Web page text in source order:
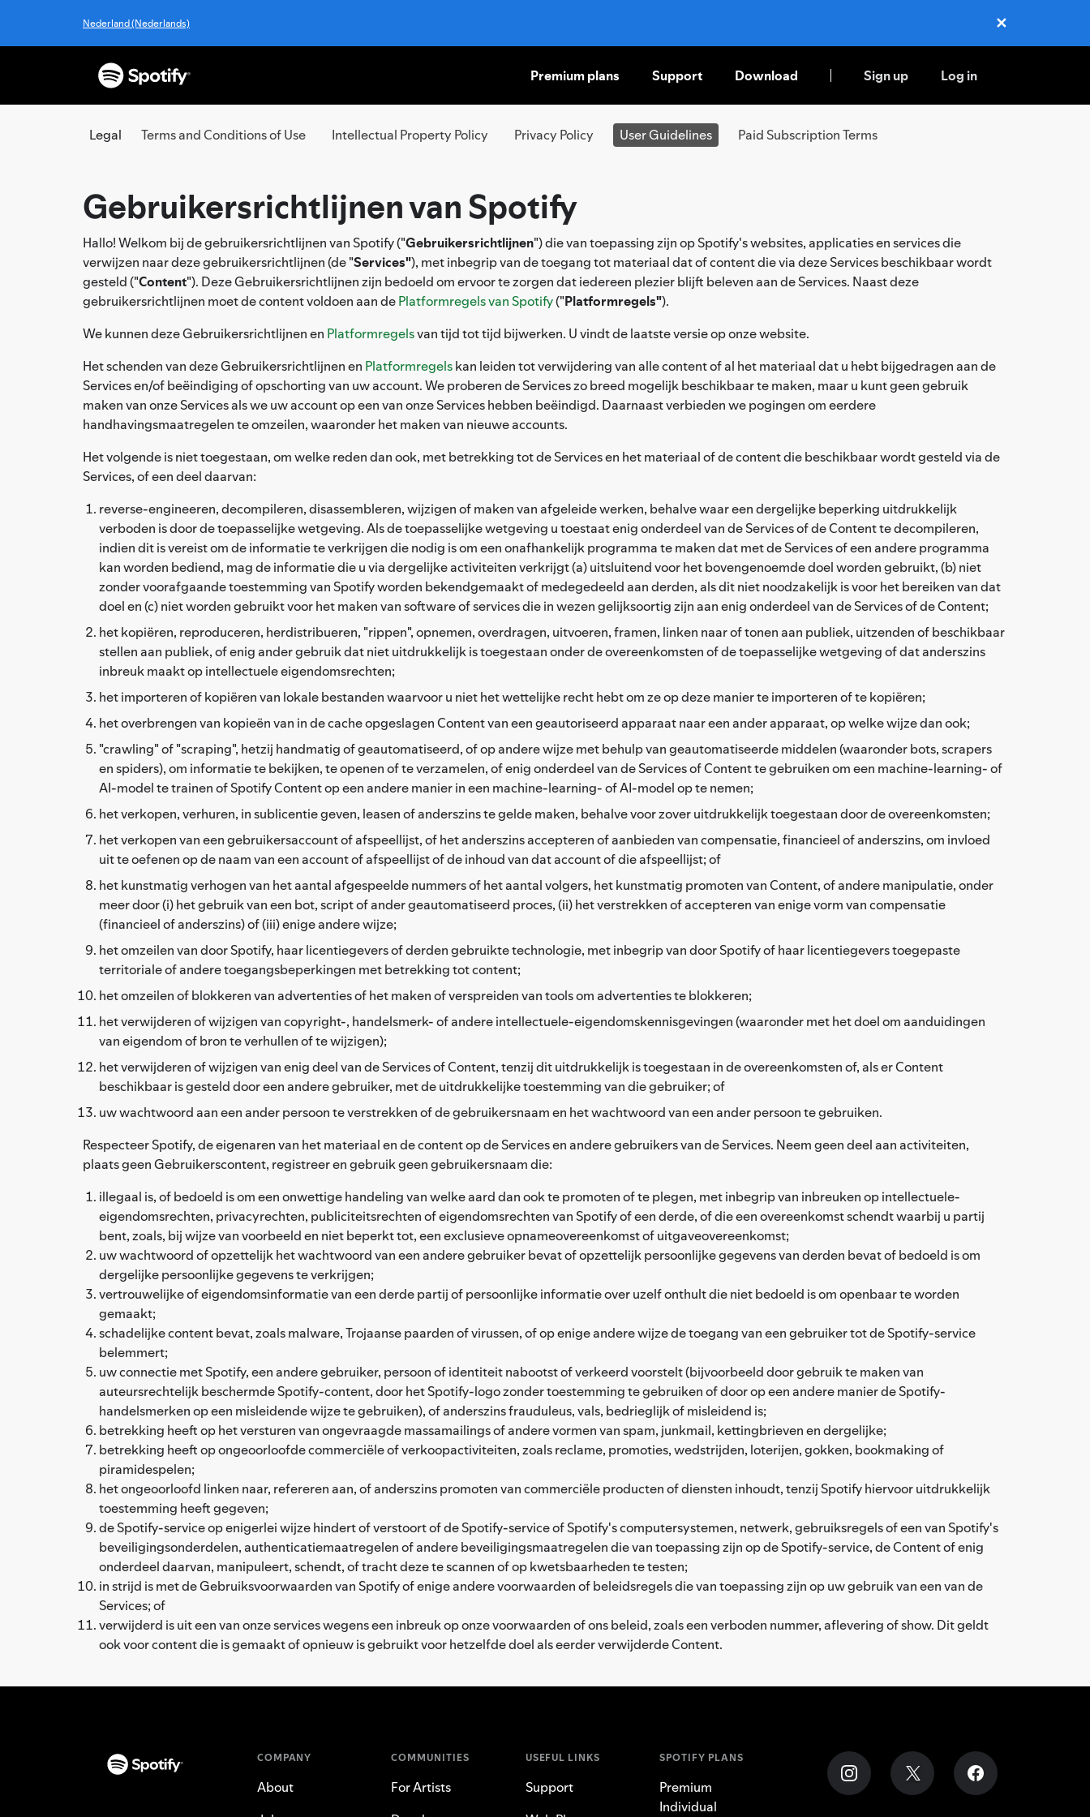
Nederland (Nederlands)
✕
Close
SKIP
TO
CONTENT
Premium plans Support Download Sign up Log in
Legal Terms and Conditions of Use Intellectual Property Policy Privacy Policy User Guidelines Paid Subscription Terms
Gebruikersrichtlijnen van Spotify
Hallo! Welkom bij de gebruikersrichtlijnen van Spotify ("Gebruikersrichtlijnen") die van toepassing zijn op Spotify's websites, applicaties en services die
verwijzen naar deze gebruikersrichtlijnen (de "Services"), met inbegrip van de toegang tot materiaal dat of content die via deze Services beschikbaar wordt
gesteld ("Content"). Deze Gebruikersrichtlijnen zijn bedoeld om ervoor te zorgen dat iedereen plezier blijft beleven aan de Services. Naast deze
gebruikersrichtlijnen moet de content voldoen aan dePlatformregels van Spotify("Platformregels").
We kunnen deze Gebruikersrichtlijnen en Platformregelsvan tijd tot tijd bijwerken. U vindt de laatste versie op onze website.
Het schenden van deze Gebruikersrichtlijnen en Platformregelskan leiden tot verwijdering van alle content of al het materiaal dat u hebt bijgedragen aan de
Services en/of beëindiging of opschorting van uw account. We proberen de Services zo breed mogelijk beschikbaar te maken, maar u kunt geen gebruik
maken van onze Services als we uw account op een van onze Services hebben beëindigd. Daarnaast verbieden we pogingen om eerdere
handhavingsmaatregelen te omzeilen, waaronder het maken van nieuwe accounts.
Het volgende is niet toegestaan, om welke reden dan ook, met betrekking tot de Services en het materiaal of de content die beschikbaar wordt gesteld via de
Services, of een deel daarvan:
reverse-engineeren, decompileren, disassembleren, wijzigen of maken van afgeleide werken, behalve waar een dergelijke beperking uitdrukkelijk
verboden is door de toepasselijke wetgeving. Als de toepasselijke wetgeving u toestaat enig onderdeel van de Services of de Content te decompileren,
indien dit is vereist om de informatie te verkrijgen die nodig is om een onafhankelijk programma te maken dat met de Services of een andere programma
kan worden bediend, mag de informatie die u via dergelijke activiteiten verkrijgt (a) uitsluitend voor het bovengenoemde doel worden gebruikt, (b) niet
zonder voorafgaande toestemming van Spotify worden bekendgemaakt of medegedeeld aan derden, als dit niet noodzakelijk is voor het bereiken van dat
doel en (c) niet worden gebruikt voor het maken van software of services die in wezen gelijksoortig zijn aan enig onderdeel van de Services of de Content;
het kopiëren, reproduceren, herdistribueren, "rippen", opnemen, overdragen, uitvoeren, framen, linken naar of tonen aan publiek, uitzenden of beschikbaar
stellen aan publiek, of enig ander gebruik dat niet uitdrukkelijk is toegestaan onder de overeenkomsten of de toepasselijke wetgeving of dat anderszins
inbreuk maakt op intellectuele eigendomsrechten;
het importeren of kopiëren van lokale bestanden waarvoor u niet het wettelijke recht hebt om ze op deze manier te importeren of te kopiëren;
het overbrengen van kopieën van in de cache opgeslagen Content van een geautoriseerd apparaat naar een ander apparaat, op welke wijze dan ook;
"crawling" of "scraping", hetzij handmatig of geautomatiseerd, of op andere wijze met behulp van geautomatiseerde middelen (waaronder bots, scrapers
en spiders), om informatie te bekijken, te openen of te verzamelen, of enig onderdeel van de Services of Content te gebruiken om een machine-learning- of
AI-model te trainen of Spotify Content op een andere manier in een machine-learning- of AI-model op te nemen;
het verkopen, verhuren, in sublicentie geven, leasen of anderszins te gelde maken, behalve voor zover uitdrukkelijk toegestaan door de overeenkomsten;
het verkopen van een gebruikersaccount of afspeellijst, of het anderszins accepteren of aanbieden van compensatie, financieel of anderszins, om invloed
uit te oefenen op de naam van een account of afspeellijst of de inhoud van dat account of die afspeellijst; of
het kunstmatig verhogen van het aantal afgespeelde nummers of het aantal volgers, het kunstmatig promoten van Content, of andere manipulatie, onder
meer door (i) het gebruik van een bot, script of ander geautomatiseerd proces, (ii) het verstrekken of accepteren van enige vorm van compensatie
(financieel of anderszins) of (iii) enige andere wijze;
het omzeilen van door Spotify, haar licentiegevers of derden gebruikte technologie, met inbegrip van door Spotify of haar licentiegevers toegepaste
territoriale of andere toegangsbeperkingen met betrekking tot content;
het omzeilen of blokkeren van advertenties of het maken of verspreiden van tools om advertenties te blokkeren;
het verwijderen of wijzigen van copyright-, handelsmerk- of andere intellectuele-eigendomskennisgevingen (waaronder met het doel om aanduidingen
van eigendom of bron te verhullen of te wijzigen);
het verwijderen of wijzigen van enig deel van de Services of Content, tenzij dit uitdrukkelijk is toegestaan in de overeenkomsten of, als er Content
beschikbaar is gesteld door een andere gebruiker, met de uitdrukkelijke toestemming van die gebruiker; of
uw wachtwoord aan een ander persoon te verstrekken of de gebruikersnaam en het wachtwoord van een ander persoon te gebruiken.
Respecteer Spotify, de eigenaren van het materiaal en de content op de Services en andere gebruikers van de Services. Neem geen deel aan activiteiten,
plaats geen Gebruikerscontent, registreer en gebruik geen gebruikersnaam die:
illegaal is, of bedoeld is om een onwettige handeling van welke aard dan ook te promoten of te plegen, met inbegrip van inbreuken op intellectuele-
eigendomsrechten, privacyrechten, publiciteitsrechten of eigendomsrechten van Spotify of een derde, of die een overeenkomst schendt waarbij u partij
bent, zoals, bij wijze van voorbeeld en niet beperkt tot, een exclusieve opnameovereenkomst of uitgaveovereenkomst;
uw wachtwoord of opzettelijk het wachtwoord van een andere gebruiker bevat of opzettelijk persoonlijke gegevens van derden bevat of bedoeld is om
dergelijke persoonlijke gegevens te verkrijgen;
vertrouwelijke of eigendomsinformatie van een derde partij of persoonlijke informatie over uzelf onthult die niet bedoeld is om openbaar te worden
gemaakt;
schadelijke content bevat, zoals malware, Trojaanse paarden of virussen, of op enige andere wijze de toegang van een gebruiker tot de Spotify-service
belemmert;
uw connectie met Spotify, een andere gebruiker, persoon of identiteit nabootst of verkeerd voorstelt (bijvoorbeeld door gebruik te maken van
auteursrechtelijk beschermde Spotify-content, door het Spotify-logo zonder toestemming te gebruiken of door op een andere manier de Spotify-
handelsmerken op een misleidende wijze te gebruiken), of anderszins frauduleus, vals, bedrieglijk of misleidend is;
betrekking heeft op het versturen van ongevraagde massamailings of andere vormen van spam, junkmail, kettingbrieven en dergelijke;
betrekking heeft op ongeoorloofde commerciële of verkoopactiviteiten, zoals reclame, promoties, wedstrijden, loterijen, gokken, bookmaking of
piramidespelen;
het ongeoorloofd linken naar, refereren aan, of anderszins promoten van commerciële producten of diensten inhoudt, tenzij Spotify hiervoor uitdrukkelijk
toestemming heeft gegeven;
de Spotify-service op enigerlei wijze hindert of verstoort of de Spotify-service of Spotify's computersystemen, netwerk, gebruiksregels of een van Spotify's
beveiligingsonderdelen, authenticatiemaatregelen of andere beveiligingsmaatregelen die van toepassing zijn op de Spotify-service, de Content of enig
onderdeel daarvan, manipuleert, schendt, of tracht deze te scannen of op kwetsbaarheden te testen;
in strijd is met de Gebruiksvoorwaarden van Spotify of enige andere voorwaarden of beleidsregels die van toepassing zijn op uw gebruik van een van de
Services; of
verwijderd is uit een van onze services wegens een inbreuk op onze voorwaarden of ons beleid, zoals een verboden nummer, aflevering of show. Dit geldt
ook voor content die is gemaakt of opnieuw is gebruikt voor hetzelfde doel als eerder verwijderde Content.
COMPANY
About
COMMUNITIES
For Artists
USEFUL LINKS
Support
SPOTIFY PLANS
Premium
Individual